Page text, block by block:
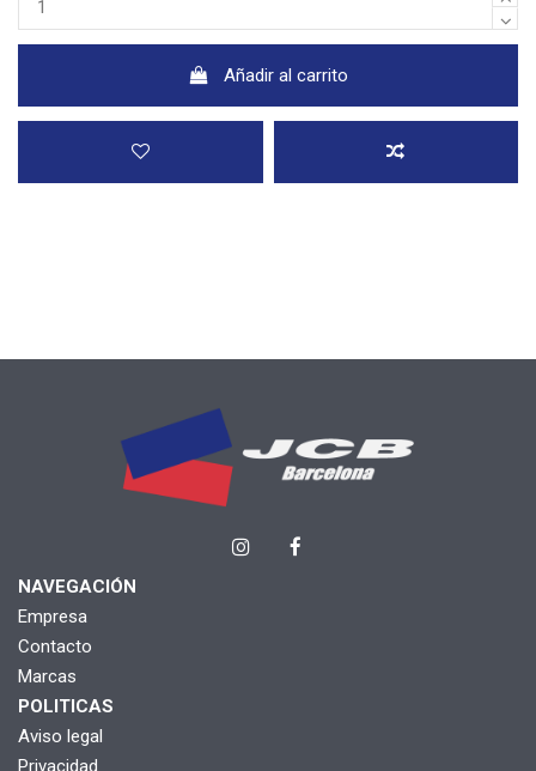
Añadir al carrito
NAVEGACIÓN
Empresa
Contacto
Marcas
POLITICAS
Aviso legal
Privacidad